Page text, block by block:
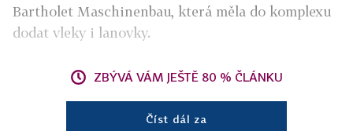
Bartholet Maschinenbau, která měla do komplexu
dodat vleky i lanovky.
ZBÝVÁ VÁM JEŠTĚ 80 % ČLÁNKU
Číst dál za